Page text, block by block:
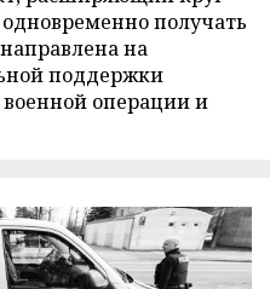
получать
на
поддержки
операции и